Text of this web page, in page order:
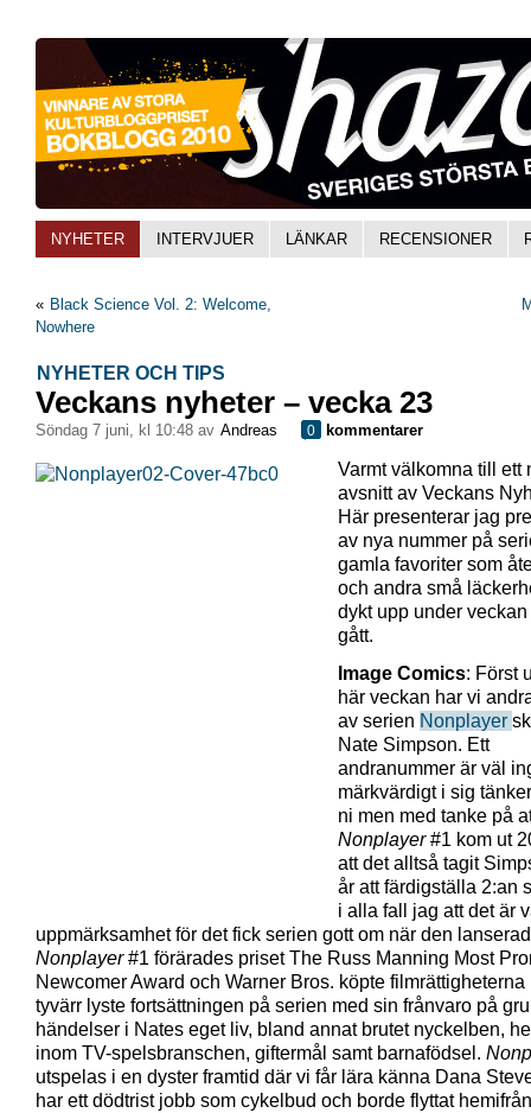
NYHETER INTERVJUER LÄNKAR RECENSIONER
« Black Science Vol. 2: Welcome,
Nowhere
NYHETER OCH TIPS
Veckans nyheter – vecka 23
söndag 7 juni, kl 10:48 av Andreas 0 kommentarer
Varmt välkomna till ett
avsnitt av Veckans
Här presenterar jag
av nya nummer på
gamla favoriter som
och andra små
dykt upp under
gått.
Image Comics: Först
här veckan har vi
av serien Nonplayer
Nate Simpson. Ett
andranummer är väl
märkvärdigt i sig
ni men med tanke på
Nonplayer#1 kom ut
att det alltså tagit
år att färdigställa 2:an
i alla fall jag att det är
uppmärksamhet för det fick serien gott om när den
Nonplayer#1 förärades priset The Russ Manning Most
Newcomer Award och Warner Bros. köpte filmrättigheterna
tyvärr lyste fortsättningen på serien med sin frånvaro på
händelser i Nates eget liv, bland annat brutet nyckelben,
inom TV-spelsbranschen, giftermål samt barnafödsel.
utspelas i en dyster framtid där vi får lära känna Dana
har ett dödtrist jobb som cykelbud och borde flyttat